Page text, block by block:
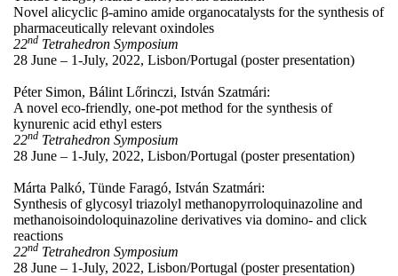
Novel alicyclic β-amino amide organocatalysts for the synthesis of
pharmaceutically relevant oxindoles
22nd Tetrahedron Symposium
28 June – 1-July, 2022, Lisbon/Portugal (poster presentation)
Péter Simon, Bálint Lőrinczi, István Szatmári:
A novel eco-friendly, one-pot method for the synthesis of
kynurenic acid ethyl esters
22nd Tetrahedron Symposium
28 June – 1-July, 2022, Lisbon/Portugal (poster presentation)
Márta Palkó, Tünde Faragó, István Szatmári:
Synthesis of glycosyl triazolyl methanopyrroloquinazoline and
methanoisoindoloquinazoline derivatives via domino- and click
reactions
22nd Tetrahedron Symposium
28 June – 1-July, 2022, Lisbon/Portugal (poster presentation)